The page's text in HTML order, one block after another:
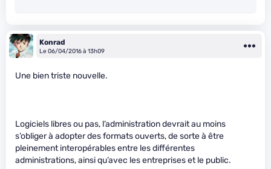
Konrad
Le 06/04/2016 à 13h09
Une bien triste nouvelle.
Logiciels libres ou pas, l’administration devrait au moins
s’obliger à adopter des formats ouverts, de sorte à être
pleinement interopérables entre les différentes
administrations, ainsi qu’avec les entreprises et le public.